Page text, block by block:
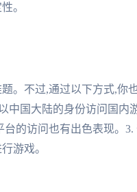
。
。不过,通过以下方式,你
中国大陆的身份访问国内
的访问也有出色表现。3.
游戏。